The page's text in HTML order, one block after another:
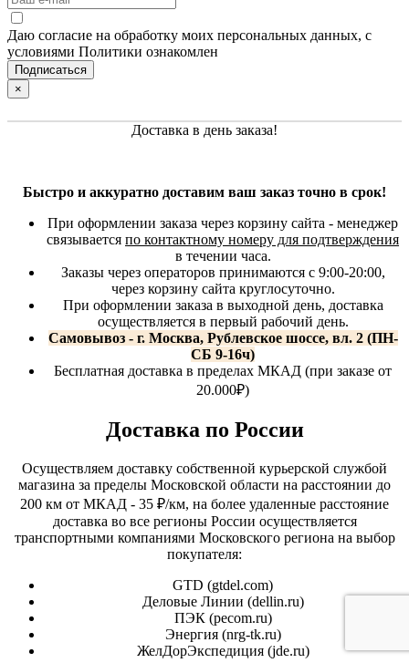
Даю согласие на обработку моих персональных данных, с
условиями Политики ознакомлен
×
Доставка в день заказа!
Быстро и аккуратно доставим ваш заказ точно в срок!
При оформлении заказа через корзину сайта - менеджер
связывается по контактному номеру для подтверждения
в течении часа.
Заказы через операторов принимаются с 9:00-20:00,
через корзину сайта круглосуточно.
При оформлении заказа в выходной день, доставка
осуществляется в первый рабочий день.
Самовывоз - г. Москва, Рублевское шоссе, вл. 2 (ПН-
СБ 9-16ч)
Бесплатная доставка в пределах МКАД (при заказе от
20.000₽)
Доставка по России
Осуществляем доставку собственной курьерской службой
магазина за пределы Московской области на расстоянии до
200 км от МКАД - 35 ₽/км, на более удаленные расстояние
доставка во все регионы России осуществляется
транспортными компаниями Московского региона на выбор
покупателя:
GTD (gtdel.com)
Деловые Линии (dellin.ru)
ПЭК (pecom.ru)
Энергия (nrg-tk.ru)
ЖелДорЭкспедиция (jde.ru)